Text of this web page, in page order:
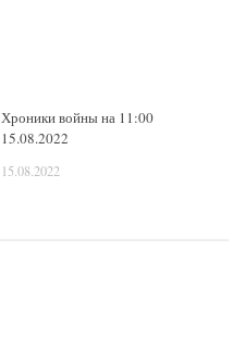
Хроники войны на 11:00
15.08.2022
15.08.2022